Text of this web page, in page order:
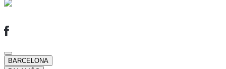
BARCELONA